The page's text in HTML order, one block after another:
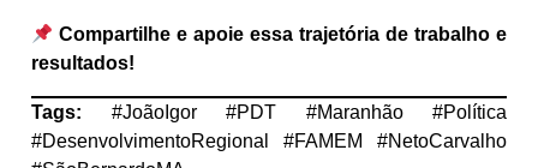
Compartilhe e apoie essa trajetória de trabalho e
resultados!
Tags: #JoãoIgor #PDT #Maranhão #Política
#DesenvolvimentoRegional #FAMEM #NetoCarvalho